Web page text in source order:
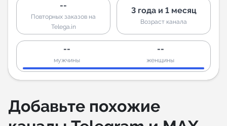
--
Повторных заказов на
Telega.in
3 года и 1 месяц
Возраст канала
--
мужчины
--
женщины
Добавьте похожие